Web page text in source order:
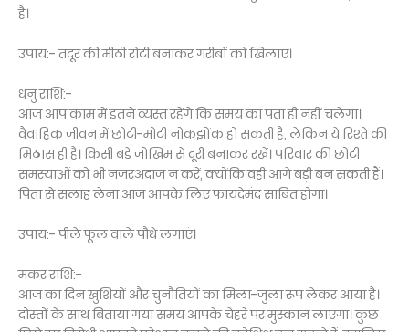
है।
उपाय:- तंदूर की मीठी रोटी बनाकर गरीबों को खिलाएं।
धनु राशि:-
आज आप काम में इतने व्यस्त रहेंगे कि समय का पता ही नहीं चलेगा।
वैवाहिक जीवन में छोटी-मोटी नोकझोंक हो सकती है, लेकिन ये रिश्ते की
मिठास ही है। किसी बड़े जोखिम से दूरी बनाकर रखें। परिवार की छोटी
समस्याओं को भी नजरअंदाज न करें, क्योंकि वही आगे बड़ी बन सकती हैं।
पिता से सलाह लेना आज आपके लिए फायदेमंद साबित होगा।
उपाय:- पीले फूल वाले पौधे लगाएं।
मकर राशि:-
आज का दिन खुशियों और चुनौतियों का मिला-जुला रूप लेकर आया है।
दोस्तों के साथ बिताया गया समय आपके चेहरे पर मुस्कान लाएगा। कुछ